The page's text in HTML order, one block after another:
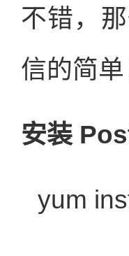
不错，
信的简单
安装
yum